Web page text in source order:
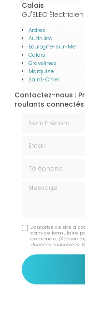
Calais
GJ'ELEC
Ardres
Audruicq
Boulogne-sur-Mer
Calais
Gravelines
Marquise
Saint-Omer
Contactez-nous :
roulants
Message
J'autorise ce site à
dans ce formulaire
demande. (Aucune
données concervées.